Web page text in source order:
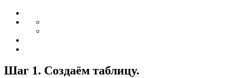
Шаг 1. Создаём таблицу.